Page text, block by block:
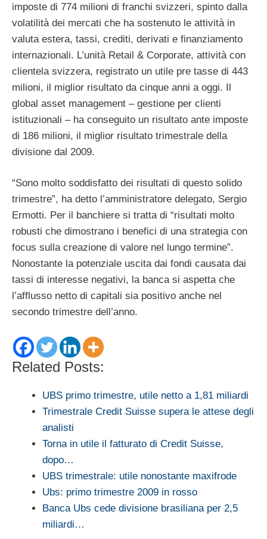
imposte di 774 milioni di franchi svizzeri, spinto dalla
volatilità dei mercati che ha sostenuto le attività in
valuta estera, tassi, crediti, derivati e finanziamento
internazionali. L’unità Retail & Corporate, attività con
clientela svizzera, registrato un utile pre tasse di 443
milioni, il miglior risultato da cinque anni a oggi. Il
global asset management – gestione per clienti
istituzionali – ha conseguito un risultato ante imposte
di 186 milioni, il miglior risultato trimestrale della
divisione dal 2009.
“Sono molto soddisfatto dei risultati di questo solido
trimestre”, ha detto l’amministratore delegato, Sergio
Ermotti. Per il banchiere si tratta di “risultati molto
robusti che dimostrano i benefici di una strategia con
focus sulla creazione di valore nel lungo termine”.
Nonostante la potenziale uscita dai fondi causata dai
tassi di interesse negativi, la banca si aspetta che
l’afflusso netto di capitali sia positivo anche nel
secondo trimestre dell’anno.
Related Posts:
UBS primo trimestre, utile netto a 1,81 miliardi
Trimestrale Credit Suisse supera le attese degli
analisti
Torna in utile il fatturato di Credit Suisse,
dopo…
UBS trimestrale: utile nonostante maxifrode
Ubs: primo trimestre 2009 in rosso
Banca Ubs cede divisione brasiliana per 2,5
miliardi…